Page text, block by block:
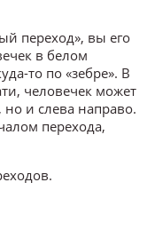
переход», вы его
в белом
то по «зебре». В
человечек может
но и слева направо.
перехода,